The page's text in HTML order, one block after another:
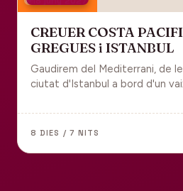
CREUER COSTA
GREGUES i ISTANBUL
Gaudirem del Mediterrani, de
ciutat d'Istanbul a bord d'un
8 DIES / 7 NITS